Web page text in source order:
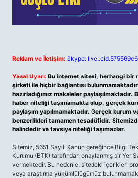
Reklam ve İletişim: Skype:
Yasal Uyarı: Bu internet sitesi, herhangi bir
şirketi ile hiçbir bağlantısı
hazırladığımız makaleler
haber niteliği taşımamakta olup, gerçek
paylaşım yapılmamaktadır. Gerçek kurum
benzerlikleri tamamen tesadüfidir.
halindedir ve tavsiye niteliği taşımazlar.
Sitemiz, 5651 Sayılı Kanun gereğince Bilgi
Kurumu (BTK) tarafından onaylanmış bir Yer
vermektedir. Bu nedenle, sitedeki içerikleri
veya araştırma yükümlülüğümüz